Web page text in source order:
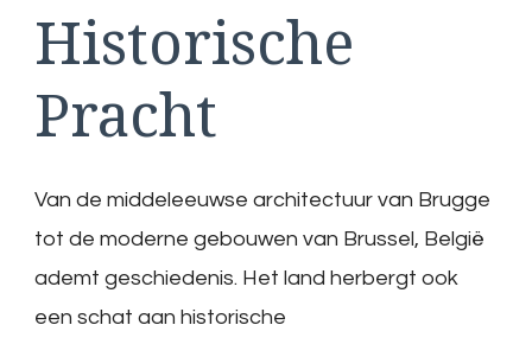
Historische
Pracht
Van de middeleeuwse architectuur van Brugge
tot de moderne gebouwen van Brussel, België
ademt geschiedenis. Het land herbergt ook
een schat aan historische